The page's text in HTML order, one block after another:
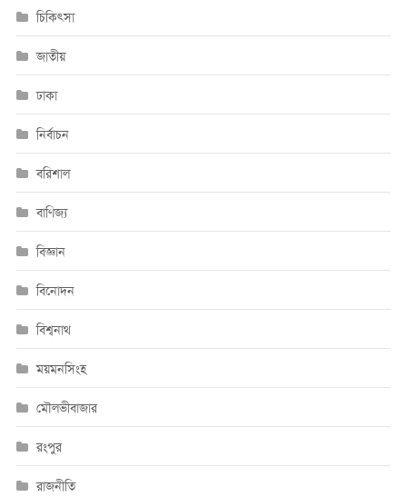
চিকিৎসা
জাতীয়
ঢাকা
নির্বাচন
বরিশাল
বাণিজ্য
বিজ্ঞান
বিনোদন
বিশ্বনাথ
ময়মনসিংহ
মৌলভীবাজার
রংপুর
রাজনীতি